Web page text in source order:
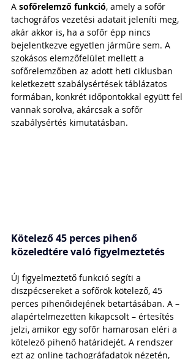
A sofőrelemző funkció, amely a sofőr
tachográfos vezetési adatait jeleníti meg,
akár akkor is, ha a sofőr épp nincs
bejelentkezve egyetlen járműre sem. A
szokásos elemzőfelület mellett a
sofőrelemzőben az adott heti ciklusban
keletkezett szabálysértések táblázatos
formában, konkrét időpontokkal együtt fel
vannak sorolva, akárcsak a sofőr
szabálysértés kimutatásban.
Kötelező 45 perces pihenő
közeledtére való figyelmeztetés
Új figyelmeztető funkció segíti a
diszpécsereket a sofőrök kötelező, 45
perces pihenőidejének betartásában. A –
alapértelmezetten kikapcsolt – értesítés
jelzi, amikor egy sofőr hamarosan eléri a
kötelező pihenő határidejét. A rendszer
ezt az online tachográfadatok nézetén,